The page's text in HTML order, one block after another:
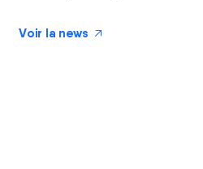
Voir la news ↗